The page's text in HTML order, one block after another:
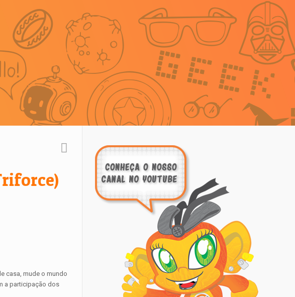
casa, mude o mundo
a participação dos